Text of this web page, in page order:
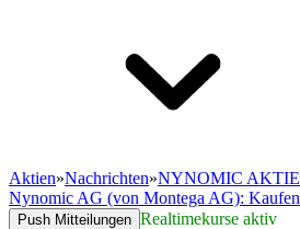
Aktien»Nachrichten»NYNOMIC AKTIE
Nynomic AG (von Montega AG): Kaufen
Push Mitteilungen Realtimekurse aktiv